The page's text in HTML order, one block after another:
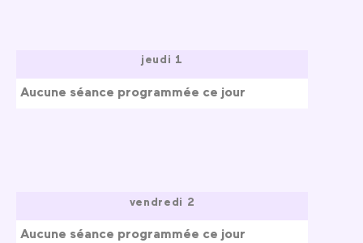
jeudi 1
Aucune séance programmée ce jour
vendredi 2
Aucune séance programmée ce jour